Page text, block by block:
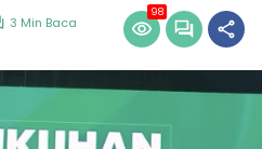
3 Min Baca
98